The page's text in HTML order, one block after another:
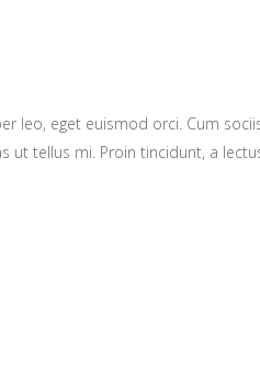
leo, eget euismod orci. Cum
ut tellus mi. Proin tincidunt, a